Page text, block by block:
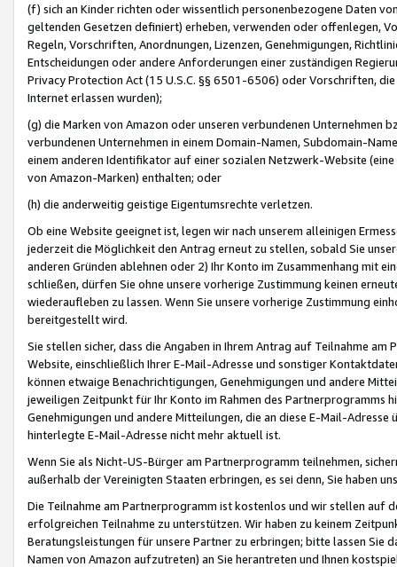
(f) sich an Kinder richten oder wissentlich personenbezogene Daten
geltenden Gesetzen definiert) erheben, verwenden oder offenlegen,
Regeln, Vorschriften, Anordnungen, Lizenzen, Genehmigungen,
Entscheidungen oder andere Anforderungen einer zuständigen
Privacy Protection Act (15 U.S.C. §§ 6501-6506) oder Vorschriften,
Internet erlassen wurden);
(g) die Marken von Amazon oder unseren verbundenen Unternehmen
verbundenen Unternehmen in einem Domain-Namen, Subdomain-
einem anderen Identifikator auf einer sozialen Netzwerk-Website
von Amazon-Marken) enthalten; oder
(h) die anderweitig geistige Eigentumsrechte verletzen.
Ob eine Website geeignet ist, legen wir nach unserem alleinigen
jederzeit die Möglichkeit den Antrag erneut zu stellen, sobald Sie
anderen Gründen ablehnen oder 2) Ihr Konto im Zusammenhang mit
schließen, dürfen Sie ohne unsere vorherige Zustimmung keinen
wiederaufleben zu lassen. Wenn Sie unsere vorherige Zustimmung
bereitgestellt wird.
Sie stellen sicher, dass die Angaben in Ihrem Antrag auf Teilnahme
Website, einschließlich Ihrer E-Mail-Adresse und sonstiger
können etwaige Benachrichtigungen, Genehmigungen und andere
jeweiligen Zeitpunkt für Ihr Konto im Rahmen des Partnerprogramms
Genehmigungen und andere Mitteilungen, die an diese E-Mail-
hinterlegte E-Mail-Adresse nicht mehr aktuell ist.
Wenn Sie als Nicht-US-Bürger am Partnerprogramm teilnehmen,
außerhalb der Vereinigten Staaten erbringen, es sei denn, Sie haben
Die Teilnahme am Partnerprogramm ist kostenlos und wir stellen auf
erfolgreichen Teilnahme zu unterstützen. Wir haben zu keinem
Beratungsleistungen für unsere Partner zu erbringen; bitte lassen Sie
Namen von Amazon aufzutreten) an Sie herantreten und Ihnen